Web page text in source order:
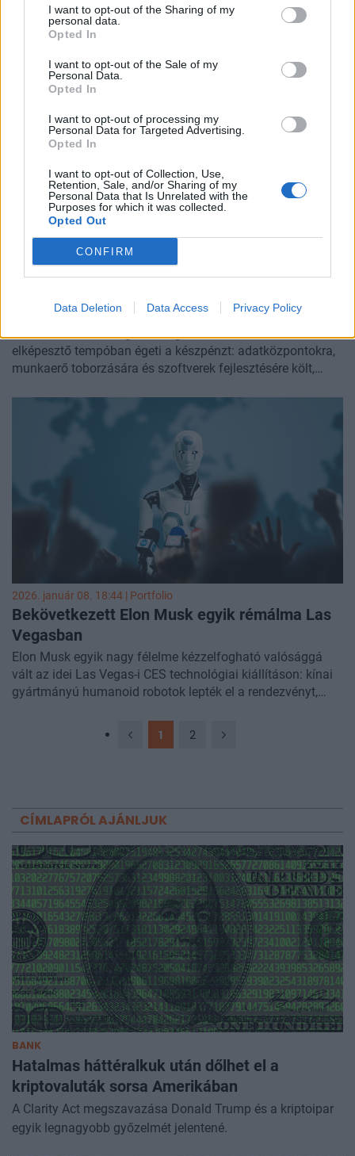
I want to opt-out of the Sharing of my
personal data.
Opted In
I want to opt-out of the Sale of my
Personal Data.
Opted In
I want to opt-out of processing my
Personal Data for Targeted Advertising.
Opted In
I want to opt-out of Collection, Use,
Retention, Sale, and/or Sharing of my
Personal Data that Is Unrelated with the
Purposes for which it was collected.
Opted Out
CONFIRM
Data Deletion Data Access Privacy Policy
2026. március 26-án a debreceni Kölcsey Központban
rendezik meg a hazai járműipar egyik legjelentősebb
szakmai eseményét, ahol a legfontosabb OEM-ek,
beszállítók és vevők találkoznak, hogy közösen keressék a
válaszokat az iparág előtt álló kihívásokra. A
Járműipar
2026 konferencia
hanem egyedülálló networking lehetőségeket, közös
vacsorát és másnapi gyárlátogatásokat is. Folytatódik a
tavalyi évben óriási népszerűségnek örvendő exkluzív B2B
találkozók szervezése: vegyen részt a negyedórás privát
meetingeket az iparág legfontosabb szereplőivel. Ne
maradjon le a lehetőségről, jelentkezzen most!
mesterségesintelligencia-cége
Elon Musk mesterségesintelligencia-vállalata, az xAI
elképesztő tempóban égeti a készpénzt: adatközpontokra,
munkaerő toborzására és szoftverek fejlesztésére költ,
2026. január 08. 18:44 | Portfolio
Bekövetkezett Elon Musk egyik rémálma Las
Vegasban
Elon Musk egyik nagy félelme kézzelfogható valósággá
vált az idei Las Vegas-i CES technológiai kiállításon: kínai
gyártmányú humanoid robotok lepték el a rendezvényt,
1 2
CÍMLAPRÓL AJÁNLJUK
BANK
Hatalmas háttéralkuk után dőlhet el a
kriptovaluták sorsa Amerikában
A Clarity Act megszavazása Donald Trump és a kriptoipar
egyik legnagyobb győzelmét jelentené.